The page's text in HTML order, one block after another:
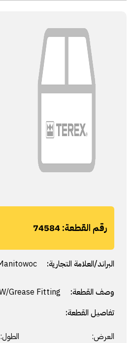
رقم القطعة:74584
البراند/العلامة التجارية: Manitowoc
وصف القطعة:
تفاصيل القطعة:
العرض:
الطول: